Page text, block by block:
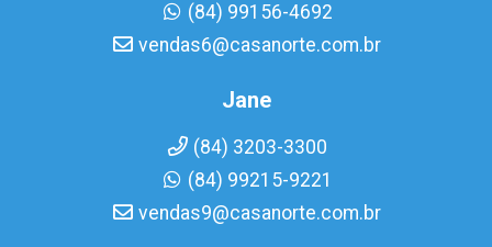
(84) 99156-4692
vendas6@casanorte.com.br
Jane
(84) 3203-3300
(84) 99215-9221
vendas9@casanorte.com.br